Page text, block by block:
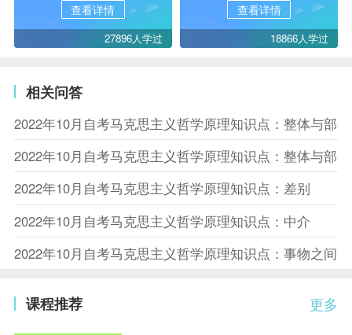
查看详情
27896人学过
查看详情
18866人学过
相关问答
2022年10月自考马克思主义哲学原理知识点：整体与部
2022年10月自考马克思主义哲学原理知识点：整体与部
2022年10月自考马克思主义哲学原理知识点：差别
2022年10月自考马克思主义哲学原理知识点：中介
2022年10月自考马克思主义哲学原理知识点：事物之间
更多
课程推荐